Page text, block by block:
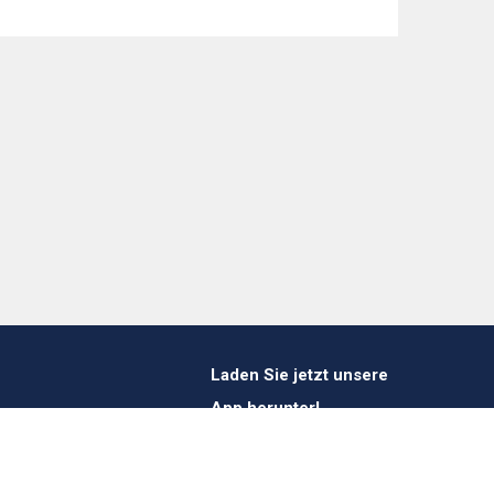
Laden Sie jetzt unsere
App herunter!